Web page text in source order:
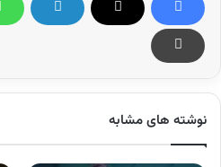
نوشته های مشابه